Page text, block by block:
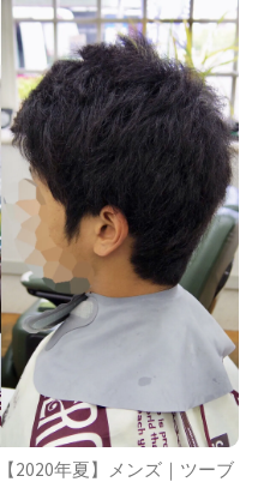
2020年夏】メンズ｜ツーブ